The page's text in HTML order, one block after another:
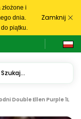
i
dnia.
piątku.
Zamknij
Double Ellen Purple 1L